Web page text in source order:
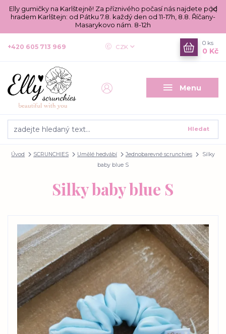
Elly gumičky na Karlštejně! Za příznivého počasí nás najdete pod
hradem Karlštejn: od Pátku 7.8. každý den od 11-17h, 8.8. Říčany-
Masarykovo nám. 8-12h
Menu
CZK
Hledat
+420 605 713 969
0 ks
0 Kč
Úvod SCRUNCHIES Umělé hedvábí Jednobarevné scrunchies
Silky
baby blue S
Silky baby blue S